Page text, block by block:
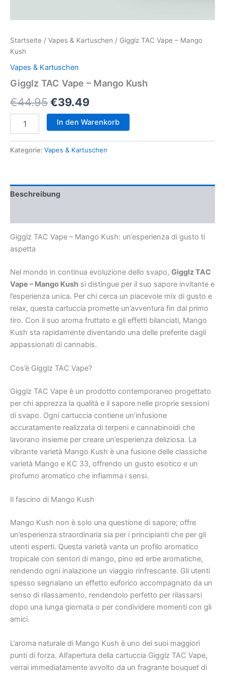
Startseite / Vapes & Kartuschen / Gigglz TAC Vape – Mango
Kush
Vapes & Kartuschen
Gigglz TAC Vape – Mango Kush
€44.95Ursprünglicher
Preis
war:
€44.95
€39.49Aktueller
Preis
ist:
€39.49.
–
In den Warenkorb
Kategorie: Vapes & Kartuschen
Beschreibung
Gigglz TAC Vape – Mango Kush: un’esperienza di gusto ti
aspetta
Nel mondo in continua evoluzione dello svapo, Gigglz TAC
Vape – Mango Kush si distingue per il suo sapore invitante e
l’esperienza unica. Per chi cerca un piacevole mix di gusto e
relax, questa cartuccia promette un’avventura fin dal primo
tiro. Con il suo aroma fruttato e gli effetti bilanciati, Mango
Kush sta rapidamente diventando una delle preferite dagli
appassionati di cannabis.
Cos’è Gigglz TAC Vape?
Gigglz TAC Vape è un prodotto contemporaneo progettato
per chi apprezza la qualità e il sapore nelle proprie sessioni
di svapo. Ogni cartuccia contiene un’infusione
accuratamente realizzata di terpeni e cannabinoidi che
lavorano insieme per creare un’esperienza deliziosa. La
vibrante varietà Mango Kush è una fusione delle classiche
varietà Mango e KC 33, offrendo un gusto esotico e un
profumo aromatico che infiamma i sensi.
Il fascino di Mango Kush
Mango Kush non è solo una questione di sapore; offre
un’esperienza straordinaria sia per i principianti che per gli
utenti esperti. Questa varietà vanta un profilo aromatico
tropicale con sentori di mango, pino ed erbe aromatiche,
rendendo ogni inalazione un viaggio rinfrescante. Gli utenti
spesso segnalano un effetto euforico accompagnato da un
senso di rilassamento, rendendolo perfetto per rilassarsi
dopo una lunga giornata o per condividere momenti con gli
amici.
L’aroma naturale di Mango Kush è uno dei suoi maggiori
punti di forza. All’apertura della cartuccia Gigglz TAC Vape,
verrai immediatamente avvolto da un fragrante bouquet di